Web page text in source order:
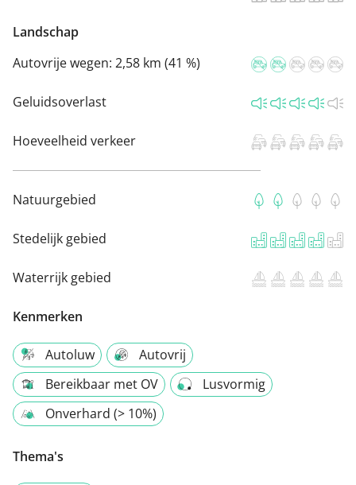
Landschap
Autovrije wegen: 2,58 km (41 %)
Geluidsoverlast
Hoeveelheid verkeer
Natuurgebied
Stedelijk gebied
Waterrijk gebied
Kenmerken
Autoluw
Autovrij
Bereikbaar met OV
Lusvormig
Onverhard (> 10%)
Thema's